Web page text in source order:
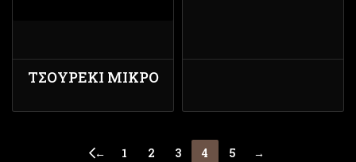
ΤΣΟΥΡΈΚΙ ΜΙΚΡΌ
← 1 2 3 4 5 →